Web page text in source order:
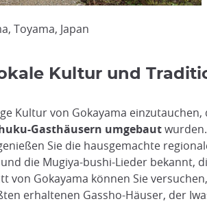
Toyama, Japan
Kultur und
Kultur von Gokayama
Gasthäusern umgebaut
Sie die hausgemachte
die Mugiya-bushi-Lieder bekannt,
von Gokayama können Sie
erhaltenen Gassho-Häuser, der